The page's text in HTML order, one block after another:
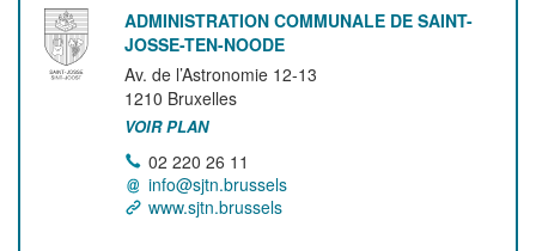
ADMINISTRATION COMMUNALE DE SAINT-
JOSSE-TEN-NOODE
Av. de l’Astronomie 12-13
1210 Bruxelles
VOIR PLAN
02 220 26 11
info@sjtn.brussels
www.sjtn.brussels